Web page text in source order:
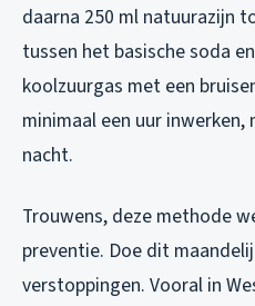
daarna 250 ml natuurazijn
tussen het basische soda
koolzuurgas met een
minimaal een uur
nacht.
Trouwens, deze methode
preventie. Doe dit
verstoppingen. Vooral in